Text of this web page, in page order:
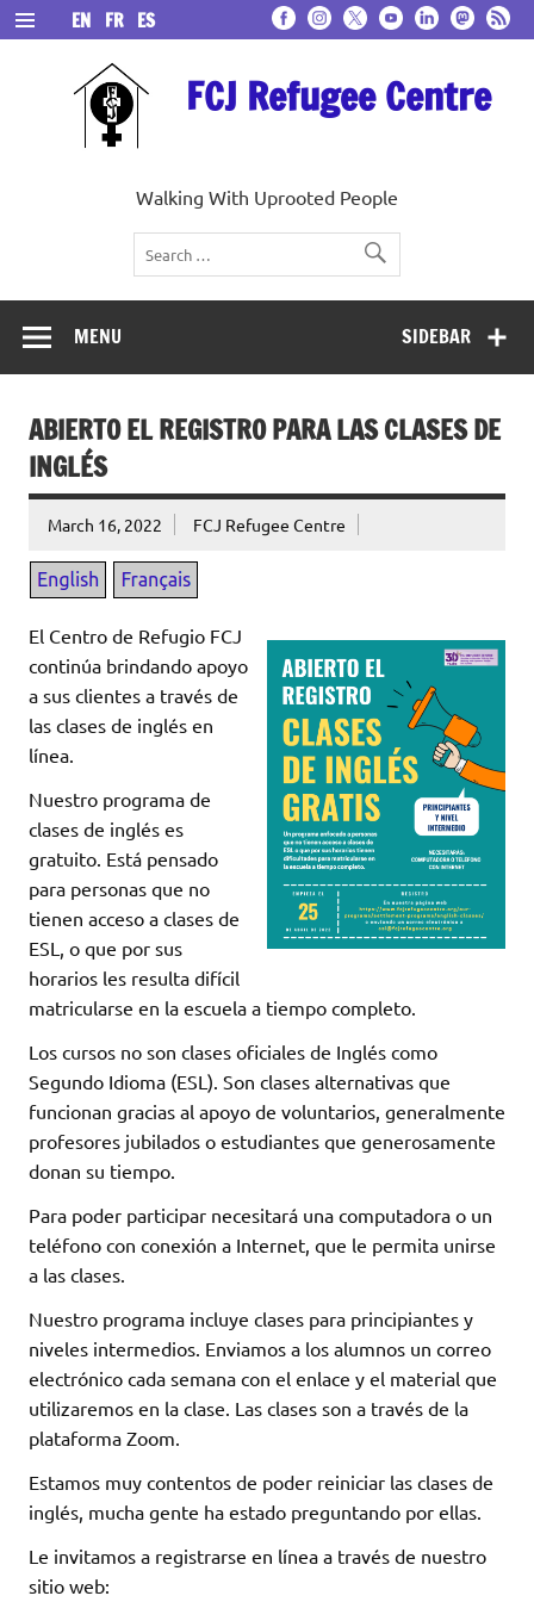
Skip
to
content
FCJ Refugee Centre
Walking With Uprooted People
EN FR ES
SIDEBAR
MENU
ABIERTO EL REGISTRO PARA LAS CLASES DE
INGLÉS
March 16, 2022 FCJ Refugee Centre
El Centro de Refugio FCJ
continúa brindando apoyo
a sus clientes a través de
las clases de inglés en
línea.
Nuestro programa de
clases de inglés es
gratuito. Está pensado
para personas que no
tienen acceso a clases de
ESL, o que por sus
horarios les resulta difícil
matricularse en la escuela a tiempo completo.
Los cursos no son clases oficiales de Inglés como
Segundo Idioma (ESL). Son clases alternativas que
funcionan gracias al apoyo de voluntarios, generalmente
profesores jubilados o estudiantes que generosamente
donan su tiempo.
Para poder participar necesitará una computadora o un
teléfono con conexión a Internet, que le permita unirse
a las clases.
Nuestro programa incluye clases para principiantes y
niveles intermedios. Enviamos a los alumnos un correo
electrónico cada semana con el enlace y el material que
utilizaremos en la clase. Las clases son a través de la
plataforma Zoom.
Estamos muy contentos de poder reiniciar las clases de
inglés, mucha gente ha estado preguntando por ellas.
Le invitamos a registrarse en línea a través de nuestro
sitio web: